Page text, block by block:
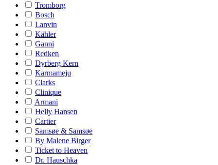
Tromborg
Bosch
Lanvin
Kähler
Ganni
Redken
Dyrberg Kern
Karmameju
Clarks
Clinique
Armani
Helly Hansen
Cartier
Samsøe & Samsøe
By Malene Birger
Ticket to Heaven
Dr. Hauschka